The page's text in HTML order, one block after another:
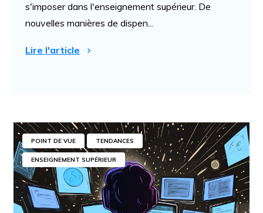
s'imposer dans l'enseignement supérieur. De
nouvelles manières de dispen...
Lire l'article
POINT DE VUE TENDANCES
ENSEIGNEMENT SUPÉRIEUR